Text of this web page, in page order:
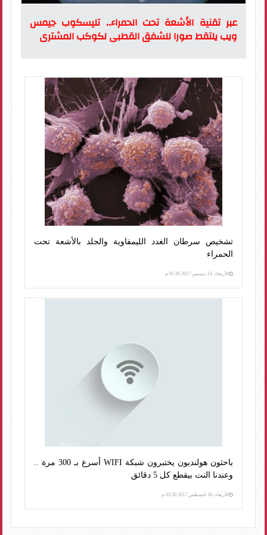
عبر تقنية الأشعة تحت الحمراء.. تليسكوب جيمس
ويب يلتقط صورا للشفق القطبى لكوكب المشترى
تشخيص سرطان الغدد الليمفاوية والجلد بالأشعة تحت
الحمراء
الأربعاء، 13 ديسمبر 2017 01:30 م
باحثون هولنديون يختبرون شبكة WIFI أسرع بـ 300 مرة ..
وعندنا النت بيقطع كل 5 دقائق
الأربعاء، 16 أغسطس 2017 03:30 م